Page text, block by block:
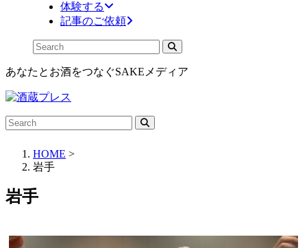
体験する
記事のご依頼
あなたとお酒をつなぐSAKEメディア
HOME >
岩手
岩手